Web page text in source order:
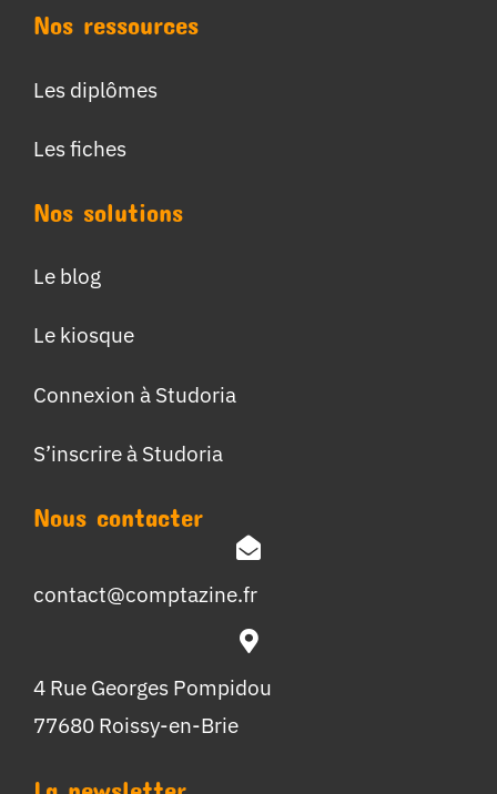
Nos ressources
Les diplômes
Les fiches
Nos solutions
Le blog
Le kiosque
Connexion à Studoria
S’inscrire à Studoria
Nous contacter
contact@comptazine.fr
4 Rue Georges Pompidou
77680 Roissy-en-Brie